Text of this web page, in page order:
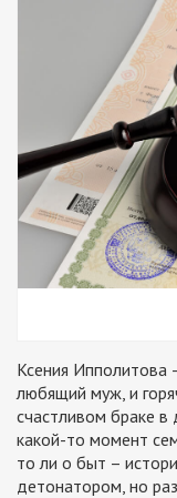
Ксения Ипполитова
любящий муж, и
счастливом браке
какой-то момент
то ли о быт –
детонатором, но